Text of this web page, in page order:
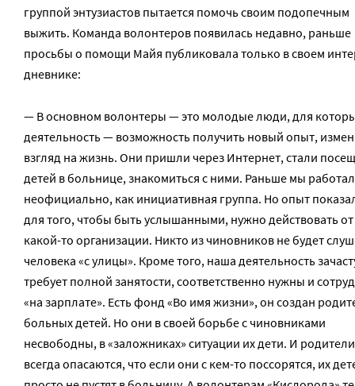
группой энтузиастов пытается помочь своим подопечным
выжить. Команда волонтеров появилась недавно, раньше
просьбы о помощи Майя публиковала только в своем
дневнике:
— В основном волонтеры — это молодые люди, для
деятельность — возможность получить новый опыт,
взгляд на жизнь. Они пришли через Интернет, стали
детей в больнице, знакомиться с ними. Раньше мы
неофициально, как инициативная группа. Но опыт
для того, чтобы быть услышанными, нужно действовать от
какой-то организации. Никто из чиновников не будет
человека «с улицы». Кроме того, наша деятельность
требует полной занятости, соответственно нужны и
«на зарплате». Есть фонд «Во имя жизни», он создан
больных детей. Но они в своей борьбе с чиновниками
несвободны, в «заложниках» ситуации их дети. И родители
всегда опасаются, что если они с кем-то поссорятся, их